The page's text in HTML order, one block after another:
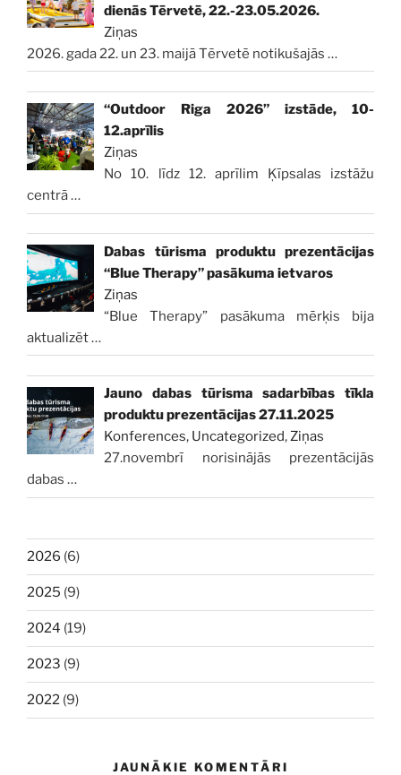
dienās Tērvetē, 22.-23.05.2026.
Ziņas
2026. gada 22. un 23. maijā Tērvetē notikušajās …
“Outdoor Riga 2026” izstāde, 10-
12.aprīlis
Ziņas
No 10. līdz 12. aprīlim Ķīpsalas izstāžu
centrā…
Dabas tūrisma produktu prezentācijas
“Blue Therapy” pasākuma ietvaros
Ziņas
“Blue Therapy” pasākuma mērķis bija
aktualizēt…
Jauno dabas tūrisma sadarbības tīkla
produktu prezentācijas 27.11.2025
Konferences, Uncategorized,Ziņas
27.novembrī norisinājās prezentācijās
dabas …
2026 (6)
2025 (9)
2024 (19)
2023 (9)
2022 (9)
JAUNĀKIE KOMENTĀRI